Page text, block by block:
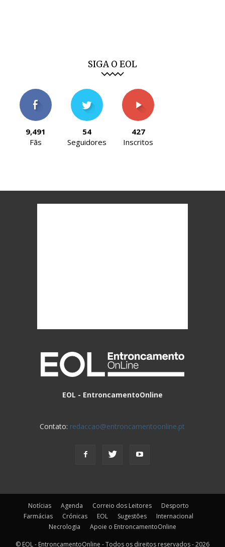
SIGA O EOL
9,491
Fãs
54
Seguidores
427
Inscritos
EOL - EntroncamentoOnline
Contato: redaccao@entroncamentoonline.pt
Notícias Agenda Correio dos Leitores
Desporto
Farmácias
Crónicas EOL Sugestões
Internacional
Necrologia
Apoie o EntroncamentoOnline
© EOL - EntroncamentoOnline - Todos os direitos reservados - 2026